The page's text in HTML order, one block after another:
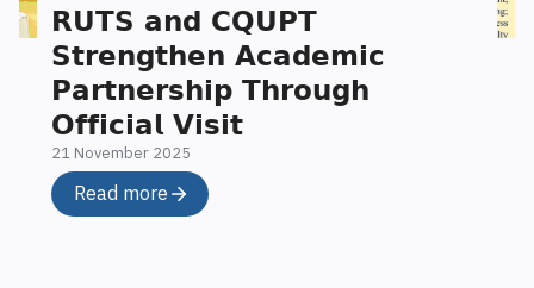
𝗥𝗨𝗧𝗦 𝗮𝗻𝗱 𝗖𝗤𝗨𝗣𝗧
𝗦𝘁𝗿𝗲𝗻𝗴𝘁𝗵𝗲𝗻 𝗔𝗰𝗮𝗱𝗲𝗺𝗶𝗰
𝗣𝗮𝗿𝘁𝗻𝗲𝗿𝘀𝗵𝗶𝗽 𝗧𝗵𝗿𝗼𝘂𝗴𝗵
𝗢𝗳𝗳𝗶𝗰𝗶𝗮𝗹 𝗩𝗶𝘀𝗶𝘁
21 November 2025
Read more